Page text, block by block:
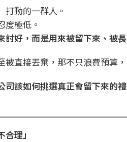
動的一群人。
度極低。
討好，而是用來被留下來、被
直接丟棄，那不只浪費預算
司該如何挑選真正會留下來的
理」